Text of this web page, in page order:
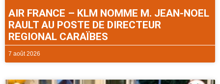
AIR FRANCE – KLM NOMME M. JEAN-NOEL
RAULT AU POSTE DE DIRECTEUR
REGIONAL CARAÏBES
7 août 2026